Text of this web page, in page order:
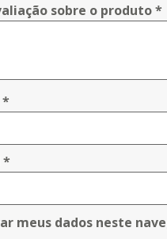
sobre o produto*
*
*
meus dados neste